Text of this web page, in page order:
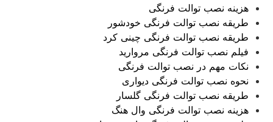
هزینه نصب توالت فرنگی
طریقه نصب توالت فرنگی خودشور
طریقه نصب توالت فرنگی چینی کرد
فیلم نصب توالت فرنگی مروارید
نکات مهم در نصب توالت فرنگی
نحوه نصب توالت فرنگی دیواری
طریقه نصب توالت فرنگی گلسار
هزینه نصب توالت فرنگی وال هنگ